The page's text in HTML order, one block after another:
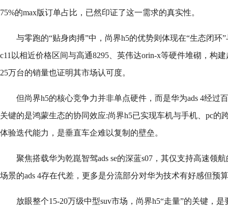
75%的max版订单占比，已然印证了这一需求的真实性。
与零跑的“贴身肉搏”中，尚界h5的优势则体现在“生态闭环
c11以相近价格区间与高通8295、英伟达orin-x等硬件堆砌，构
25万台的销量也证明其市场认可度。
但尚界h5的核心竞争力并非单点硬件，而是华为ads 4经过
关键的是鸿蒙生态的协同效应:尚界h5已实现车机与手机、pc的
体验迭代能力，是垂直车企难以复制的壁垒。
聚焦搭载华为乾崑智驾ads se的深蓝s07，其仅支持高速领
场景的ads 4存在代差，更多是分流部分对华为技术有好感但预
放眼整个15-20万级中型suv市场，尚界h5“走量”的关键，